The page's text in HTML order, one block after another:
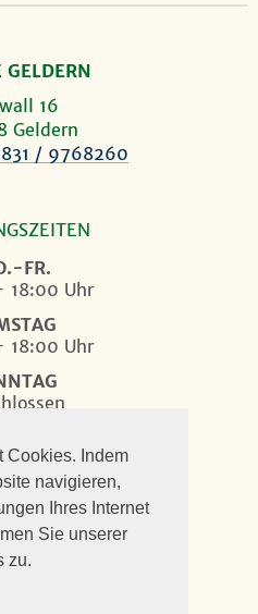
Cookies. Indem
navigieren,
Ihres Internet
Sie unserer
zu.
GELDERN
16
Geldern
/ 9768260
FR.
Uhr
Uhr
Thielen
THIELEN